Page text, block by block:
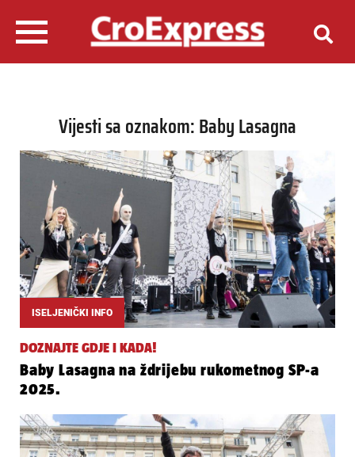
Vijesti sa oznakom: Baby Lasagna
ISELJENIČKI INFO
DOZNAJTE GDJE I KADA!
Baby Lasagna na ždrijebu rukometnog SP-a
2025.